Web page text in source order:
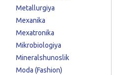
Metallurgiya
Mexanika
Mexatronika
Mikrobiologiya
Mineralshunoslik
Moda (Fashion)